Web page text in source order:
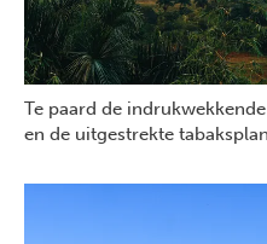
Te paard de indrukwekkende
en de uitgestrekte